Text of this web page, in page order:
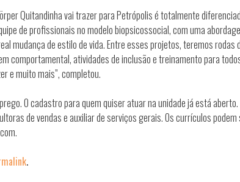
Quitandinha vai trazer para Petrópolis é totalmente
de profissionais no modelo biopsicossocial, com uma
mudança de estilo de vida. Entre esses projetos, teremos rodas
comportamental, atividades de inclusão e treinamento para
e muito mais”, completou.
O cadastro para quem quiser atuar na unidade já está
de vendas e auxiliar de serviços gerais. Os currículos podem
.